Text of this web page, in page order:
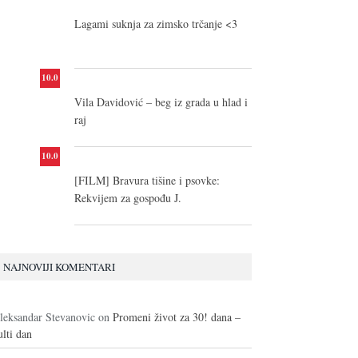
Lagami suknja za zimsko trčanje <3
10.0
Vila Davidović – beg iz grada u hlad i
raj
10.0
[FILM] Bravura tišine i psovke:
Rekvijem za gospođu J.
NAJNOVIJI KOMENTARI
Stevanovic on Promeni život za 30! dana –
dan